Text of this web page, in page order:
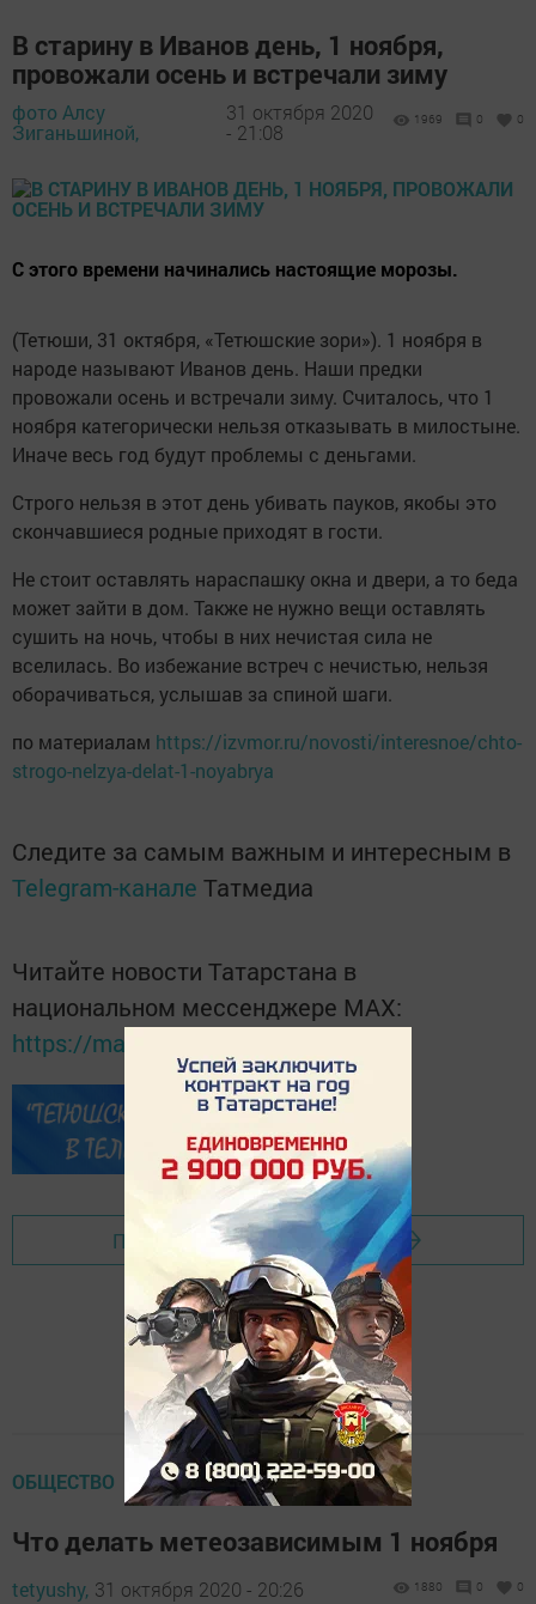
В старину в Иванов день, 1 ноября,
провожали осень и встречали зиму
фото Алсу
Зиганьшиной,
31 октября 2020
- 21:08
1969 0 0
С этого времени начинались настоящие морозы.
(Тетюши, 31 октября, «Тетюшские зори»). 1 ноября в
народе называют Иванов день. Наши предки
провожали осень и встречали зиму. Считалось, что 1
ноября категорически нельзя отказывать в милостыне.
Иначе весь год будут проблемы с деньгами.
Строго нельзя в этот день убивать пауков, якобы это
скончавшиеся родные приходят в гости.
Не стоит оставлять нараспашку окна и двери, а то беда
может зайти в дом. Также не нужно вещи оставлять
сушить на ночь, чтобы в них нечистая сила не
вселилась. Во избежание встреч с нечистью, нельзя
оборачиваться, услышав за спиной шаги.
по материалам https://izvmor.ru/novosti/interesnoe/chto-
strogo-nelzya-delat-1-noyabrya
Следите за самым важным и интересным в
Telegram-канале Татмедиа
Читайте новости Татарстана в
национальном мессенджере MАХ:
https://max.ru/tatmedia
Перейти на страницу новости
ОБЩЕСТВО
Что делать метеозависимым 1 ноября
tetyushy, 31 октября 2020 - 20:26 1880 0 0